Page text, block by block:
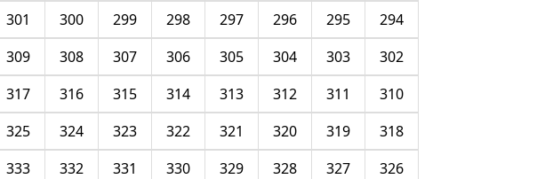
294
295
296
297
298
299
300
301
302
303
304
305
306
307
308
309
310
311
312
313
314
315
316
317
318
319
320
321
322
323
324
325
326
327
328
329
330
331
332
333